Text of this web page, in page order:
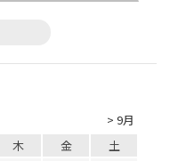
> 9月
木 金
土